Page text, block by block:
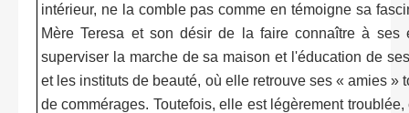
intérieur, ne la comble pas comme en témoigne sa
Mère Teresa et son désir de la faire connaître à ses
superviser la marche de sa maison et l'éducation de
et les instituts de beauté, où elle retrouve ses « amies »
de commérages. Toutefois, elle est légèrement